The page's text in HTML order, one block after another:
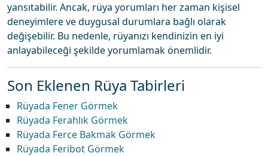
yansıtabilir. Ancak, rüya yorumları her zaman kişisel
deneyimlere ve duygusal durumlara bağlı olarak
değişebilir. Bu nedenle, rüyanızı kendinizin en iyi
anlayabileceği şekilde yorumlamak önemlidir.
Son Eklenen Rüya Tabirleri
Rüyada Fener Görmek
Rüyada Ferahlık Görmek
Rüyada Ferce Bakmak Görmek
Rüyada Feribot Görmek